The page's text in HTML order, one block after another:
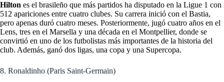
Hilton es el brasileño que más partidos ha disputado en la Ligue 1 con
512 apariciones entre cuatro clubes. Su carrera inició con el Bastia,
pero apenas duró cuatro meses. Posteriormente, jugó cuatro años en el
Lens, tres en el Marsella y una década en el Montpellier, donde se
convirtió en uno de los futbolistas más importantes de la historia del
club. Además, ganó dos ligas, una copa y una Supercopa.
8. Ronaldinho (Paris Saint-Germain)